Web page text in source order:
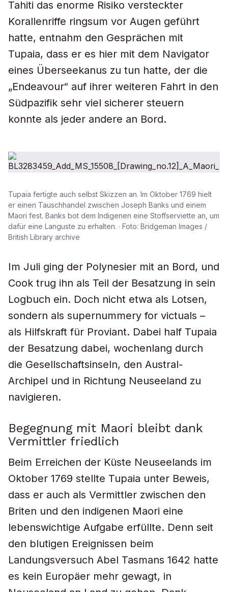
Tahiti das enorme Risiko versteckter
Korallenriffe ringsum vor Augen geführt
hatte, entnahm den Gesprächen mit
Tupaia, dass er es hier mit dem Navigator
eines Überseekanus zu tun hatte, der die
„Endeavour“ auf ihrer weiteren Fahrt in den
Südpazifik sehr viel sicherer steuern
konnte als jeder andere an Bord.
Tupaia fertigte auch selbst Skizzen an. Im Oktober 1769 hielt
er einen Tauschhandel zwischen Joseph Banks und einem
Maori fest. Banks bot dem Indigenen eine Stoffserviette an, um
dafür eine Languste zu erhalten. · Foto: Bridgeman Images /
British Library archive
Im Juli ging der Polynesier mit an Bord, und
Cook trug ihn als Teil der Besatzung in sein
Logbuch ein. Doch nicht etwa als Lotsen,
sondern als supernummery for victuals –
als Hilfskraft für Proviant. Dabei half Tupaia
der Besatzung dabei, wochenlang durch
die Gesellschaftsinseln, den Austral-
Archipel und in Richtung Neuseeland zu
navigieren.
Begegnung mit Maori bleibt dank
Vermittler friedlich
Beim Erreichen der Küste Neuseelands im
Oktober 1769 stellte Tupaia unter Beweis,
dass er auch als Vermittler zwischen den
Briten und den indigenen Maori eine
lebenswichtige Aufgabe erfüllte. Denn seit
den blutigen Ereignissen beim
Landungsversuch Abel Tasmans 1642 hatte
es kein Europäer mehr gewagt, in